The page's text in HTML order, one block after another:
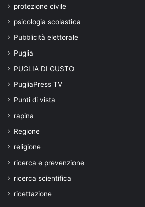
protezione civile
psicologia scolastica
Pubblicità elettorale
Puglia
PUGLIA DI GUSTO
PugliaPress TV
Punti di vista
rapina
Regione
religione
ricerca e prevenzione
ricerca scientifica
ricettazione